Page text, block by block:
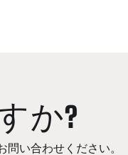
か?
い合わせください。